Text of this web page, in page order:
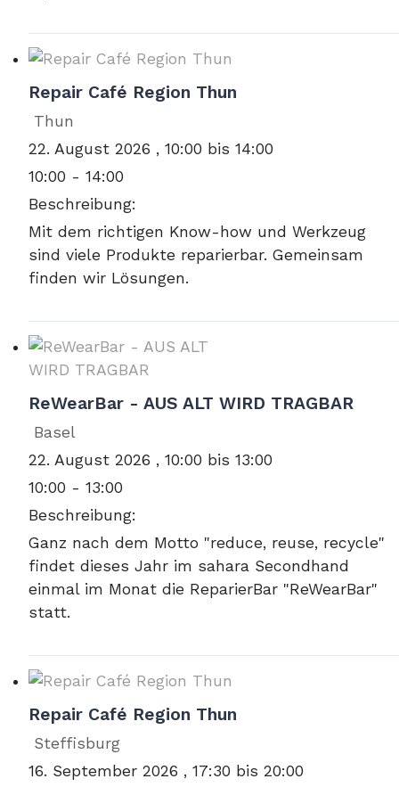
Repair Café Region Thun
Thun
22. August 2026 , 10:00 bis 14:00
10:00 - 14:00
Beschreibung:
Mit dem richtigen Know-how und Werkzeug
sind viele Produkte reparierbar. Gemeinsam
finden wir Lösungen.
ReWearBar - AUS ALT WIRD TRAGBAR
Basel
22. August 2026 , 10:00 bis 13:00
10:00 - 13:00
Beschreibung:
Ganz nach dem Motto "reduce, reuse, recycle"
findet dieses Jahr im sahara Secondhand
einmal im Monat die ReparierBar "ReWearBar"
statt.
Repair Café Region Thun
Steffisburg
16. September 2026 , 17:30 bis 20:00